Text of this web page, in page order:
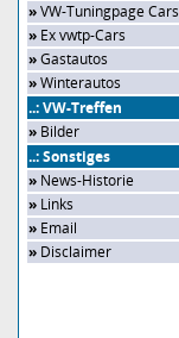
»VW-Tuningpage Cars
» Ex vwtp-Cars
»Gastautos
»Winterautos
..: VW-Treffen
» Bilder
..: Sonstiges
» News-Historie
» Links
» Email
» Disclaimer